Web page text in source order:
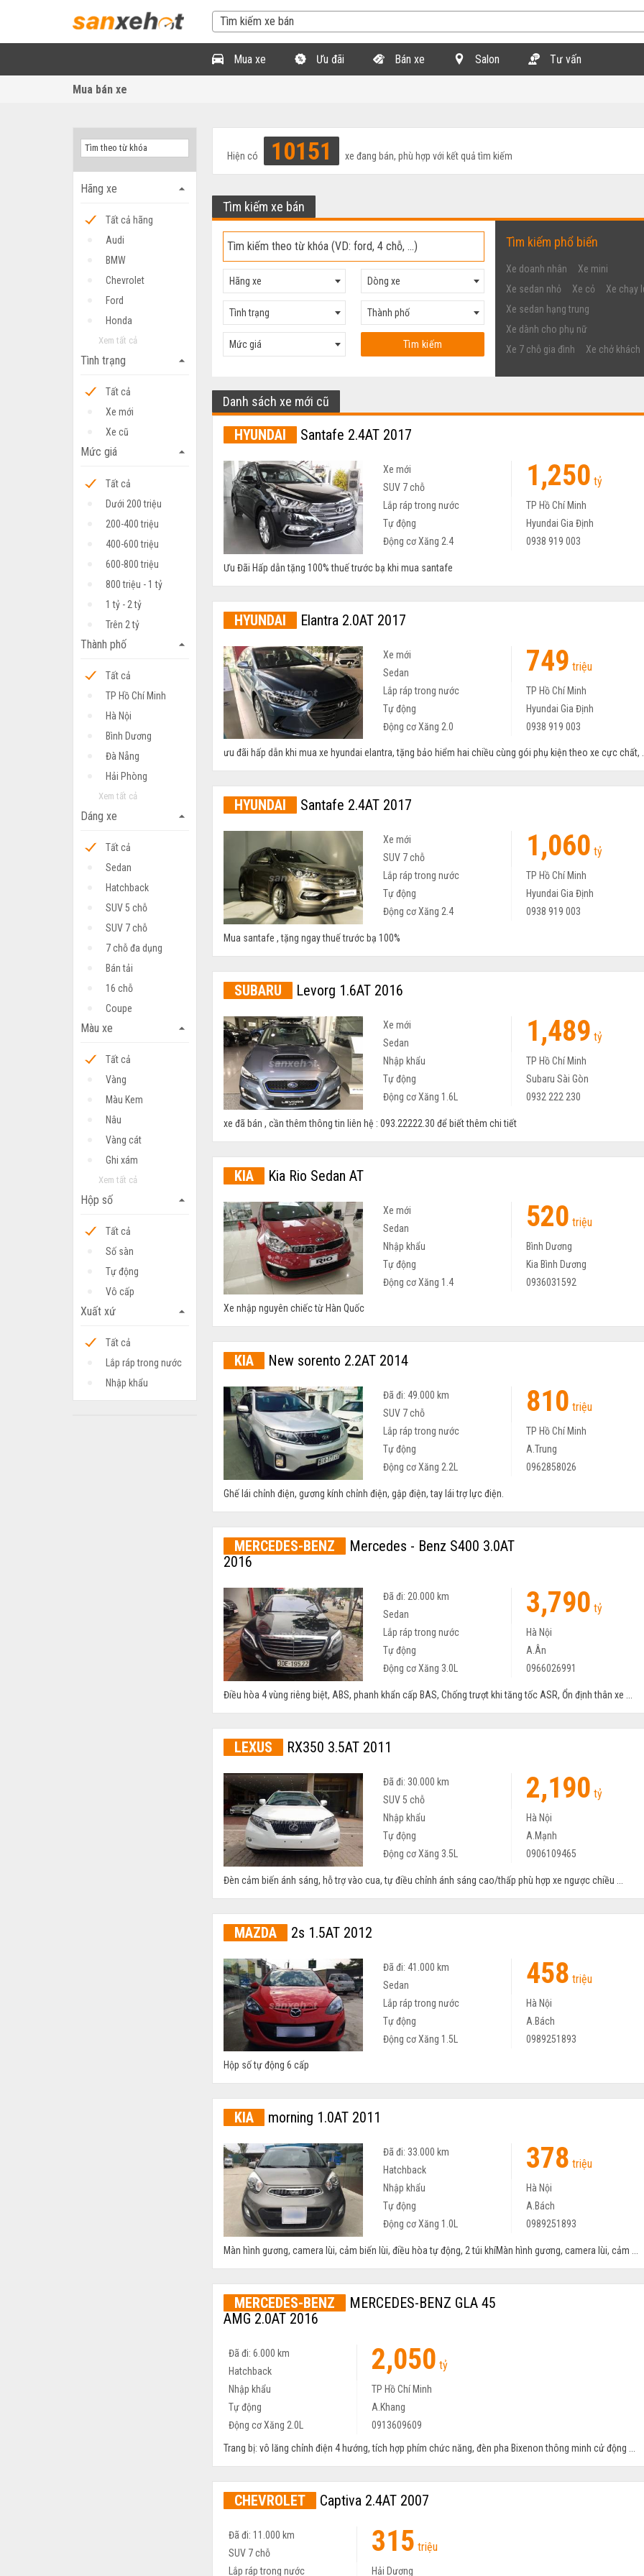
Mua xe Ưu đãi Bán xe Salon Tư vấn
Mua bán xe
arrow_drop_up
Hãng xe
Tất cả hãng
Audi
BMW
Chevrolet
Ford
Honda
Xem tất cả
arrow_drop_up
Tình trạng
Tất cả
Xe mới
Xe cũ
arrow_drop_up
Mức giá
Tất cả
Dưới 200 triệu
200-400 triệu
400-600 triệu
600-800 triệu
800 triệu - 1 tỷ
1 tỷ - 2 tỷ
Trên 2 tỷ
arrow_drop_up
Thành phố
Tất cả
TP Hồ Chí Minh
Hà Nội
Bình Dương
Đà Nẵng
Hải Phòng
Xem tất cả
arrow_drop_up
Dáng xe
Tất cả
Sedan
Hatchback
SUV 5 chỗ
SUV 7 chỗ
7 chỗ đa dụng
Bán tải
16 chỗ
Coupe
arrow_drop_up
Màu xe
Tất cả
Vàng
Màu Kem
Nâu
Vàng cát
Ghi xám
Xem tất cả
arrow_drop_up
Hộp số
Tất cả
Số sàn
Tự động
Vô cấp
arrow_drop_up
Xuất xứ
Tất cả
Lắp ráp trong nước
Nhập khẩu
Hiện có 10151 xe đang bán, phù hợp với kết quả tìm kiếm
Tìm kiếm xe bán
Hãng xe Dòng xe
Tình trạng Thành phố
Mức giá Tìm kiếm
Tìm kiếm phổ biến
Xe doanh nhân
Xe mini
Xe sedan nhỏ
Xe cỏ
Xe chạy
Xe sedan hạng trung
Xe dành cho phụ nữ
Xe 7 chỗ gia đình
Xe chở khách
Danh sách xe mới cũ
HYUNDAI Santafe 2.4AT 2017
Xe mới 1,250 tỷ
SUV 7 chỗ
Lắp ráp trong nước
TP Hồ Chí Minh
Tự động
Hyundai Gia Định
Động cơ Xăng 2.4
0938 919 003
Ưu Đãi Hấp dẫn tặng 100% thuế trước bạ khi mua santafe
HYUNDAI Elantra 2.0AT 2017
Xe mới 749 triệu
Sedan
Lắp ráp trong nước
TP Hồ Chí Minh
Tự động
Hyundai Gia Định
Động cơ Xăng 2.0
0938 919 003
ưu đãi hấp dẫn khi mua xe hyundai elantra, tặng bảo hiểm hai chiều cùng gói phụ kiện theo xe cực chất,
HYUNDAI Santafe 2.4AT 2017
Xe mới 1,060 tỷ
SUV 7 chỗ
Lắp ráp trong nước
TP Hồ Chí Minh
Tự động
Hyundai Gia Định
Động cơ Xăng 2.4
0938 919 003
Mua santafe , tặng ngay thuế trước bạ 100%
SUBARU Levorg 1.6AT 2016
Xe mới 1,489 tỷ
Sedan
Nhập khẩu
TP Hồ Chí Minh
Tự động
Subaru Sài Gòn
Động cơ Xăng 1.6L
0932 222 230
xe đã bán , cần thêm thông tin liên hệ : 093.22222.30 để biết thêm chi tiết
KIA Kia Rio Sedan AT
Xe mới 520 triệu
Sedan
Nhập khẩu
Bình Dương
Tự động
Kia Bình Dương
Động cơ Xăng 1.4
0936031592
Xe nhập nguyên chiếc từ Hàn Quốc
KIA New sorento 2.2AT 2014
Đã đi: 49.000 km 810 triệu
SUV 7 chỗ
Lắp ráp trong nước
TP Hồ Chí Minh
Tự động
A.Trung
Động cơ Xăng 2.2L
0962858026
Ghế lái chỉnh điện, gương kính chỉnh điện, gập điện, tay lái trợ lực điện.
MERCEDES-BENZ
Mercedes - Benz S400 3.0AT
2016
Đã đi: 20.000 km 3,790 tỷ
Sedan
Lắp ráp trong nước
Hà Nội
Tự động
A.Ân
Động cơ Xăng 3.0L
0966026991
Điều hòa 4 vùng riêng biệt, ABS, phanh khẩn cấp BAS, Chống trượt khi tăng tốc ASR, Ổn định thân xe ...
LEXUS RX350 3.5AT 2011
Đã đi: 30.000 km 2,190 tỷ
SUV 5 chỗ
Nhập khẩu
Hà Nội
Tự động
A.Mạnh
Động cơ Xăng 3.5L
0906109465
Đèn cảm biến ánh sáng, hỗ trợ vào cua, tự điều chỉnh ánh sáng cao/thấp phù hợp xe ngược chiều ...
MAZDA 2s 1.5AT 2012
Đã đi: 41.000 km 458 triệu
Sedan
Lắp ráp trong nước
Hà Nội
Tự động
A.Bách
Động cơ Xăng 1.5L
0989251893
Hộp số tự động 6 cấp
KIA morning 1.0AT 2011
Đã đi: 33.000 km 378 triệu
Hatchback
Nhập khẩu
Hà Nội
Tự động
A.Bách
Động cơ Xăng 1.0L
0989251893
Màn hình gương, camera lùi, cảm biến lùi, điều hòa tự động, 2 túi khíMàn hình gương, camera lùi, cảm ...
MERCEDES-BENZ
MERCEDES-BENZ GLA 45
AMG 2.0AT 2016
Đã đi: 6.000 km
Hatchback
Nhập khẩu
Tự động
Động cơ Xăng 2.0L
Trang bị: vô lăng chỉnh điện 4 hướng, tích hợp phím chức năng, đèn pha Bixenon thông minh cử động ...
CHEVROLET Captiva 2.4AT 2007
Đã đi: 11.000 km